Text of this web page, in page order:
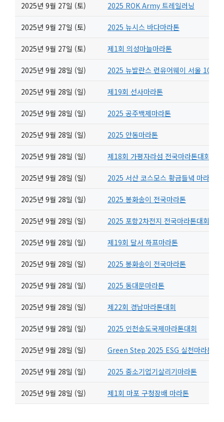
2025년 9월 27일 (토) 2025 ROK Army 트레일러닝
2025년 9월 27일 (토) 2025 뉴시스 바다마라톤
2025년 9월 27일 (토) 제1회 의성마늘마라톤
2025년 9월 28일 (일) 2025 뉴발란스 런유어웨이 서울 10K
2025년 9월 28일 (일) 제19회 선사마라톤
2025년 9월 28일 (일) 2025 공주백제마라톤
2025년 9월 28일 (일) 2025 안동마라톤
2025년 9월 28일 (일) 제18회 가평자라섬 전국마라톤대회
2025년 9월 28일 (일) 2025 서산 코스모스 황금들녘 마라톤
2025년 9월 28일 (일) 2025 봉화송이 전국마라톤
2025년 9월 28일 (일) 2025 포항2차전지 전국마라톤대회
2025년 9월 28일 (일) 제19회 달서 하프마라톤
2025년 9월 28일 (일) 2025 봉화송이 전국마라톤
2025년 9월 28일 (일) 2025 동대문마라톤
2025년 9월 28일 (일) 제22회 경남마라톤대회
2025년 9월 28일 (일) 2025 인천송도국제마라톤대회
2025년 9월 28일 (일) Green Step 2025 ESG 실천마라톤
2025년 9월 28일 (일) 2025 중소기업기살리기마라톤
2025년 9월 28일 (일) 제1회 마포 구청장배 마라톤